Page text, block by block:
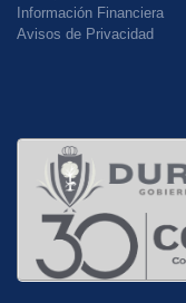
Información Financiera
Avisos de Privacidad